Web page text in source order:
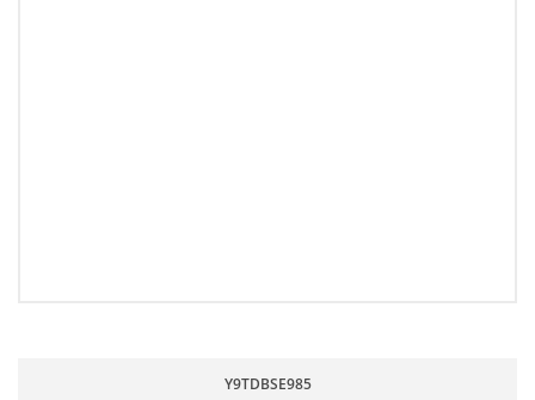
Y9TDBSE985